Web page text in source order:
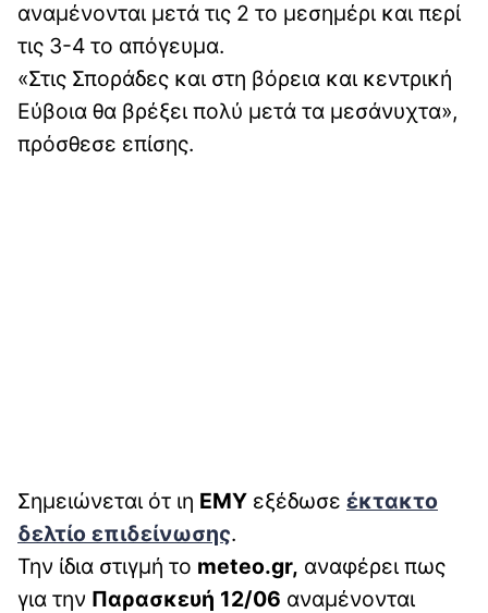
αναμένονται μετά τις 2 το μεσημέρι και περί
τις 3-4 το απόγευμα.
«Στις Σποράδες και στη βόρεια και κεντρική
Εύβοια θα βρέξει πολύ μετά τα μεσάνυχτα»,
πρόσθεσε επίσης.
Σημειώνεται ότ ιη ΕΜΥ εξέδωσε έκτακτο
δελτίο επιδείνωσης.
Την ίδια στιγμή το meteo.gr, αναφέρει πως
για την Παρασκευή 12/06 αναμένονται